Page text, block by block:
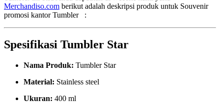
Merchandiso.com berikut adalah deskripsi produk untuk Souvenir
promosi kantor Tumbler :
Spesifikasi Tumbler Star
Nama Produk: Tumbler Star
Material: Stainless steel
Ukuran: 400 ml